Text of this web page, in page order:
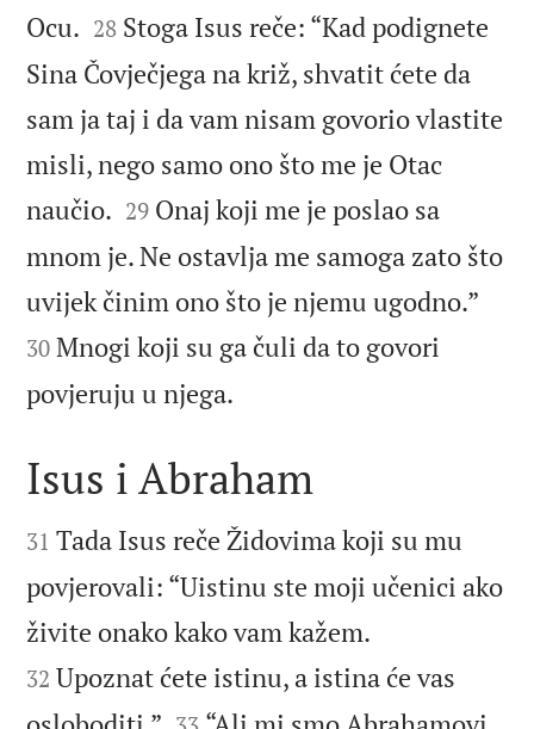
Ocu. 

28 Stoga Isus reče: “Kad podignete
Sina Čovječjega na križ, shvatit ćete da
sam ja taj i da vam nisam govorio vlastite
misli, nego samo ono što me je Otac
naučio. 

29 Onaj koji me je poslao sa
mnom je. Ne ostavlja me samoga zato što
uvijek činim ono što je njemu ugodno.”
30 Mnogi koji su ga čuli da to govori
povjeruju u njega.

Isus i Abraham

31 Tada Isus reče Židovima koji su mu
povjerovali: “Uistinu ste moji učenici ako
živite onako kako vam kažem.
32 Upoznat ćete istinu, a istina će vas